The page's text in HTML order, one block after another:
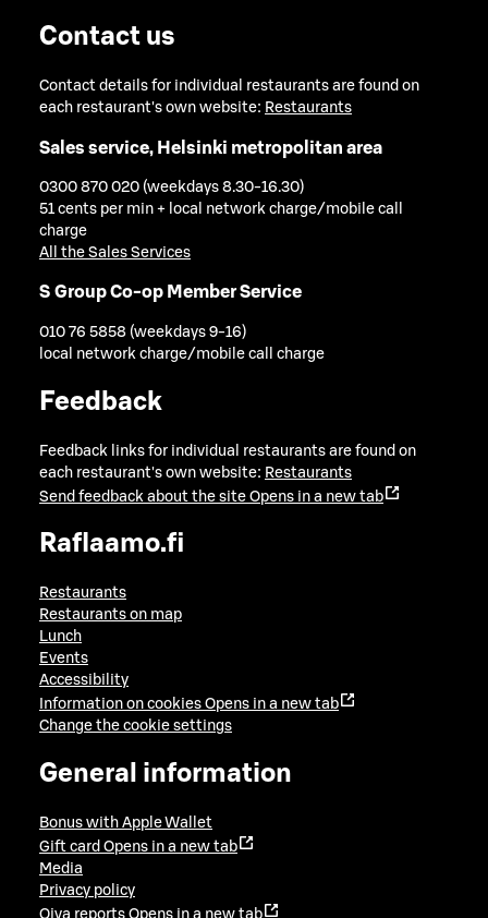
Contact us
Contact details for individual restaurants are found on
each restaurant's own website: Restaurants
Sales service, Helsinki metropolitan area
0300 870 020 (weekdays 8.30-16.30)
51 cents per min + local network charge/mobile call
charge
All the Sales Services
S Group Co-op Member Service
010 76 5858 (weekdays 9-16)
local network charge/mobile call charge
Feedback
Feedback links for individual restaurants are found on
each restaurant's own website: Restaurants
Send feedback about the site Opens in a new tab
Raflaamo.fi
Restaurants
Restaurants on map
Lunch
Events
Accessibility
Information on cookies Opens in a new tab
Change the cookie settings
General information
Bonus with Apple Wallet
Gift card Opens in a new tab
Media
Privacy policy